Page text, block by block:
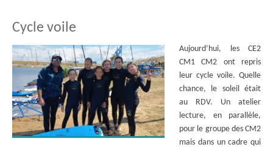
Cycle voile
Aujourd’hui, les CE2
CM1 CM2 ont repris
leur cycle voile. Quelle
chance, le soleil était
au RDV. Un atelier
lecture, en parallèle,
pour le groupe des CM2
mais dans un cadre qui